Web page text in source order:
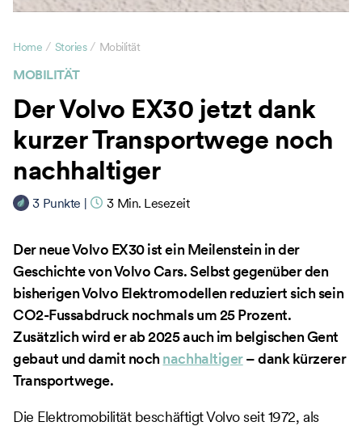
MOBILITÄT
Home / Stories / Mobilität
Der Volvo EX30 jetzt dank
kurzer Transportwege noch
nachhaltiger
3 Punkte | 3 Min. Lesezeit
Der neue Volvo EX30 ist ein Meilenstein in der
Geschichte von Volvo Cars. Selbst gegenüber den
bisherigen Volvo Elektromodellen reduziert sich sein
CO2-Fussabdruck nochmals um 25 Prozent.
Zusätzlich wird er ab 2025 auch im belgischen Gent
gebaut und damit nochnachhaltiger– dank kürzerer
Transportwege.
Die Elektromobilität beschäftigt Volvo seit 1972, als